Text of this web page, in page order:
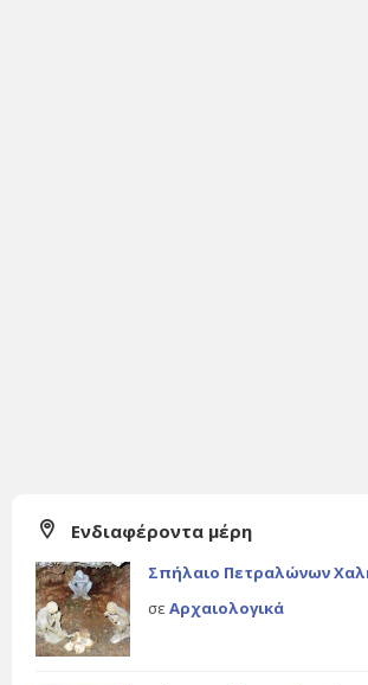
Ενδιαφέροντα μέρη
Σπήλαιο Πετραλώνων
σε Αρχαιολογικά